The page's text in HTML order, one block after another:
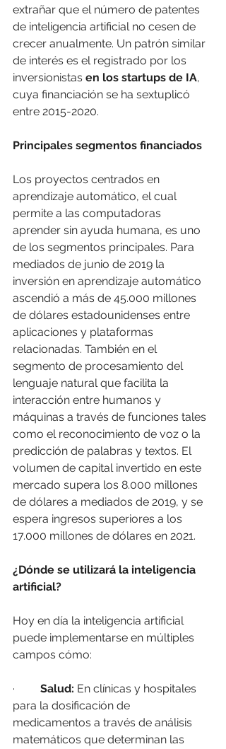
extrañar que el número de patentes
de inteligencia artificial no cesen de
crecer anualmente. Un patrón similar
de interés es el registrado por los
inversionistas en los startups de IA,
cuya financiación se ha sextuplicó
entre 2015-2020.
Principales segmentos financiados
Los proyectos centrados en
aprendizaje automático, el cual
permite a las computadoras
aprender sin ayuda humana, es uno
de los segmentos principales. Para
mediados de junio de 2019 la
inversión en aprendizaje automático
ascendió a más de 45.000 millones
de dólares estadounidenses entre
aplicaciones y plataformas
relacionadas. También en el
segmento de procesamiento del
lenguaje natural que facilita la
interacción entre humanos y
máquinas a través de funciones tales
como el reconocimiento de voz o la
predicción de palabras y textos. El
volumen de capital invertido en este
mercado supera los 8.000 millones
de dólares a mediados de 2019, y se
espera ingresos superiores a los
17.000 millones de dólares en 2021.
¿Dónde se utilizará la inteligencia
artificial?
Hoy en día la inteligencia artificial
puede implementarse en múltiples
campos cómo:
· Salud: En clínicas y hospitales
para la dosificación de
medicamentos a través de análisis
matemáticos que determinan las